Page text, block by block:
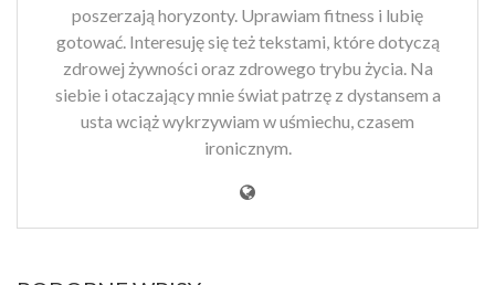
poszerzają horyzonty. Uprawiam fitness i lubię
gotować. Interesuję się też tekstami, które dotyczą
zdrowej żywności oraz zdrowego trybu życia. Na
siebie i otaczający mnie świat patrzę z dystansem a
usta wciąż wykrzywiam w uśmiechu, czasem
ironicznym.